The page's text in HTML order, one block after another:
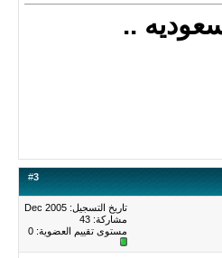
..
#3
تاريخ التسجيل: Dec 2005
مشاركة: 43
مستوى تقييم العضوية: 0